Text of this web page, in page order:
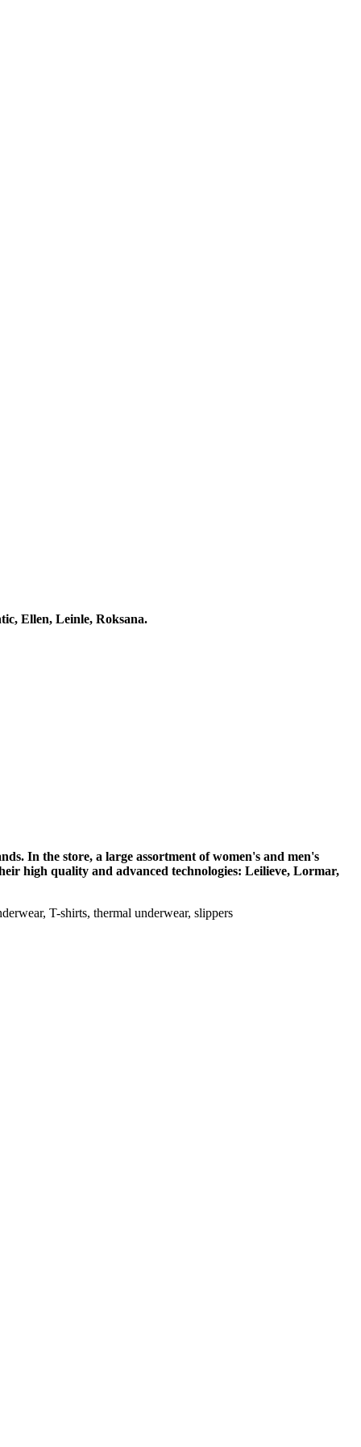
Ellen, Leinle, Roksana.
In the store, a large assortment of women's and men's
high quality and advanced technologies: Leilieve, Lormar,
T-shirts, thermal underwear, slippers